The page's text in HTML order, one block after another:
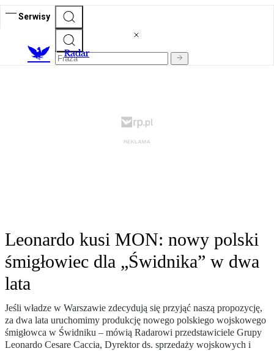
Serwisy
Radar
Leonardo kusi MON: nowy polski
śmigłowiec dla „Świdnika” w dwa
lata
Jeśli władze w Warszawie zdecydują się przyjąć naszą propozycję,
za dwa lata uruchomimy produkcję nowego polskiego wojskowego
śmigłowca w Świdniku – mówią Radarowi przedstawiciele Grupy
Leonardo Cesare Caccia, Dyrektor ds. sprzedaży wojskowych i